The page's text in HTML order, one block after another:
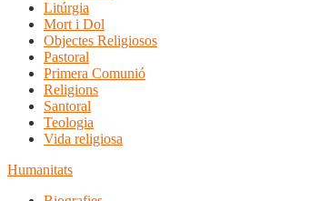
Litúrgia
Mort i Dol
Objectes Religiosos
Pastoral
Primera Comunió
Religions
Santoral
Teologia
Vida religiosa
Humanitats